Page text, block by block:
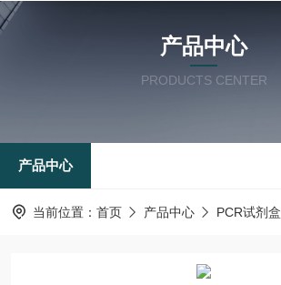
产品中心
PRODUCTS CENTER
产品中心
当前位置： 首页 产品中心 PCR试剂盒